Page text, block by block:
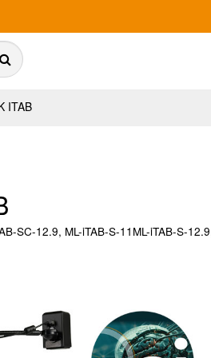
ITAB
SC-12.9, ML-iTAB-S-11ML-iTAB-S-